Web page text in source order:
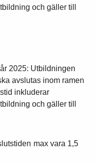
och gäller till
2025: Utbildningen
avslutas inom ramen
inkluderar
och gäller till
max vara 1,5